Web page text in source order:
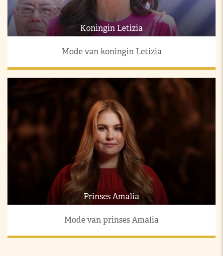
Koningin Letizia
Mode van koningin Letizia
Prinses Amalia
Mode van prinses Amalia